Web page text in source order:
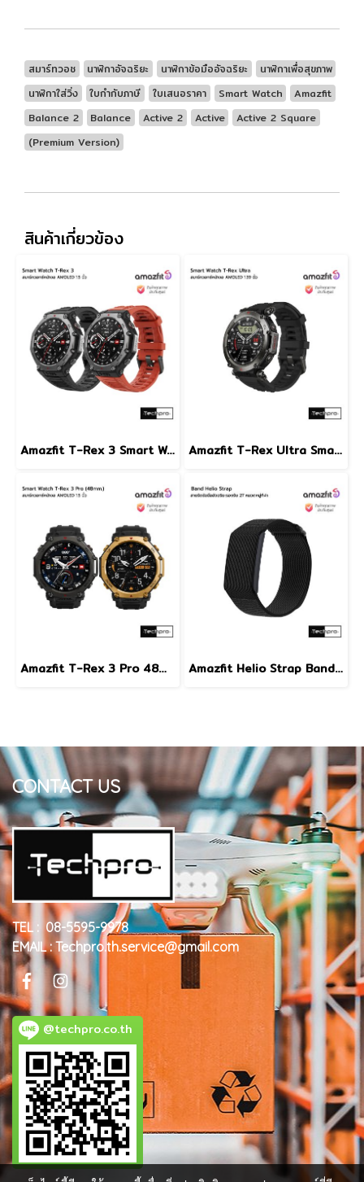
สมาร์ทวอช นาฬิกาอัจฉริยะ นาฬิกาข้อมืออัจฉริยะ
นาฬิกาเพื่อสุขภาพ
นาฬิกาใส่วิ่ง
ใบกำกับภาษี ใบเสนอราคา Smart Watch
Amazfit
Balance 2
Balance Active 2 Active
Active 2 Square
(Premium Version)
สินค้าเกี่ยวข้อง
Amazfit T-Rex 3 Smart Watch สมาร์ทวอทช์หน้าจอ AMOLED ขนาด 1.5 นิ้ว รุ่น T-Rex 3 Amazfit T-Rex Ultra Smart Watch สมาร์ทวอทช์หน้าจอ AMOLED 1.39 นิ้ว รุ่น T-Rex Ultra
Amazfit T-Rex 3 Pro 48mm. Smart Watch สมาร์ทวอทช์หน้าจอ AMOLED 1.5 นิ้ว รุ่น T-Rex 3 Pro Amazfit Helio Strap Band สายรัดข้อมืออัจฉริยะมาตรฐานการกันน้ำ5ATM รุ่น Helio Strap
CONTACT US
TEL : 08-5595-9978
EMAIL : Techpro.th.service@gmail.com
@techpro.co.th